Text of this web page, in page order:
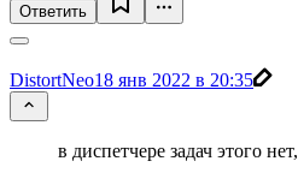
Ответить
DistortNeo18 янв 2022 в 20:35
в диспетчере задач этого нет,